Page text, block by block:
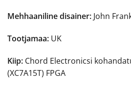
Mehhaaniline disainer: John
Tootjamaa: UK
Kiip: Chord Electronicsi
(XC7A15T) FPGA